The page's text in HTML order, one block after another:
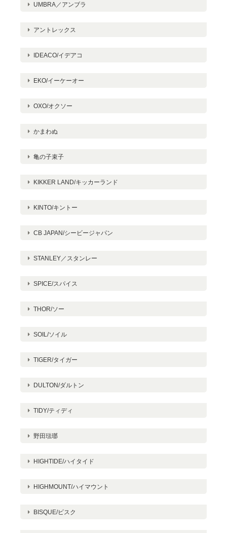
UMBRA／アンブラ
アントレックス
IDEACO/イデアコ
EKO/イーケーオー
OXO/オクソー
かまわぬ
亀の子束子
KIKKER LAND/キッカーランド
KINTO/キントー
CB JAPAN/シービージャパン
STANLEY／スタンレー
SPICE/スパイス
THOR/ソー
SOIL/ソイル
TIGER/タイガー
DULTON/ダルトン
TIDY/ティディ
野田琺瑯
HIGHTIDE/ハイタイド
HIGHMOUNT/ハイマウント
BISQUE/ビスク